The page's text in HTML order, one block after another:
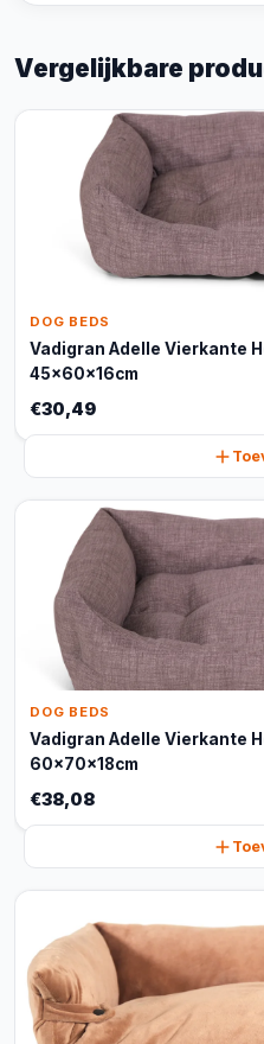
Vergelijkbare
DOG BEDS
Vadigran Adelle Vierkante
45x60x16cm
€30,49
DOG BEDS
Vadigran Adelle Vierkante
60x70x18cm
€38,08